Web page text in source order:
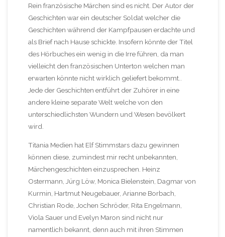
Rein französische Märchen sind es nicht. Der Autor der
Geschichten war ein deutscher Soldat welcher die
Geschichten während der Kampfpausen erdachte und
als Brief nach Hause schickte. Insofern könnte der Titel
des Hörbuches ein wenig in die Irre führen, da man
vielleicht den französischen Unterton welchen man
erwarten könnte nicht wirklich geliefert bekommt..
Jede der Geschichten entführt der Zuhörer in eine
andere kleine separate Welt welche von den
unterschiedlichsten Wundern und Wesen bevölkert
wird.
Titania Medien hat Elf Stimmstars dazu gewinnen
können diese, zumindest mir recht unbekannten,
Märchengeschichten einzusprechen. Heinz
Ostermann, Jürg Löw, Monica Bielenstein, Dagmar von
Kurmin, Hartmut Neugebauer, Arianne Borbach,
Christian Rode, Jochen Schröder, Rita Engelmann,
Viola Sauer und Evelyn Maron sind nicht nur
namentlich bekannt, denn auch mit ihren Stimmen